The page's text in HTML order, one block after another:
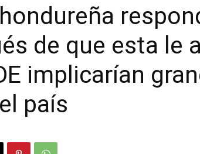
de que esta le
implicarían
país